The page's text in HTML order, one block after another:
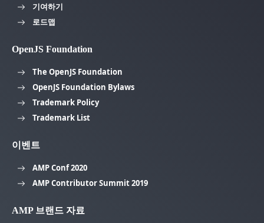
기여하기
로드맵
OpenJS Foundation
The OpenJS Foundation
OpenJS Foundation Bylaws
Trademark Policy
Trademark List
이벤트
AMP Conf 2020
AMP Contributor Summit 2019
AMP 브랜드 자료